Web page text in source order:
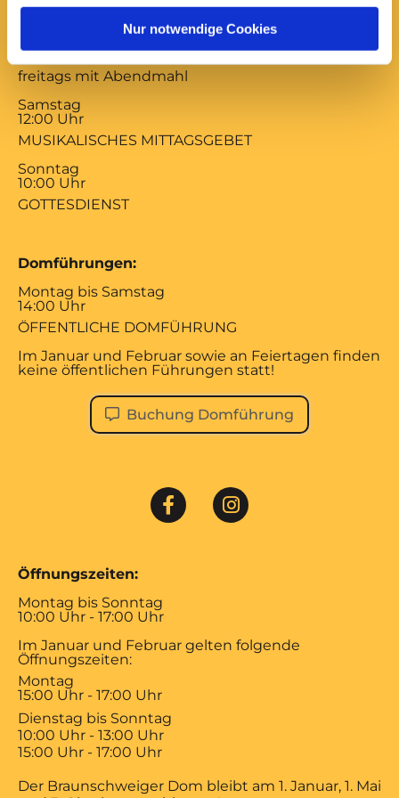
Nur notwendige Cookies
17:00 Uhr
mittwochs mit Versöhnungsgebet von Coventry
freitags mit Abendmahl
Samstag
12:00 Uhr
MUSIKALISCHES MITTAGSGEBET
Sonntag
10:00 Uhr
GOTTESDIENST
Domführungen:
Montag bis Samstag
14:00 Uhr
ÖFFENTLICHE DOMFÜHRUNG
Im Januar und Februar sowie an Feiertagen finden
keine öffentlichen Führungen statt!
Buchung Domführung
Öffnungszeiten:
Montag bis Sonntag
10:00 Uhr - 17:00 Uhr
Im Januar und Februar gelten folgende
Öffnungszeiten:
Montag
15:00 Uhr - 17:00 Uhr
Dienstag bis Sonntag
10:00 Uhr - 13:00 Uhr
15:00 Uhr - 17:00 Uhr
Der Braunschweiger Dom bleibt am 1. Januar, 1. Mai